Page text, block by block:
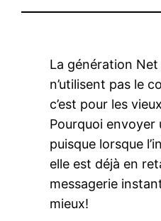
La génération
n’utilisent pas le
c’est pour les
Pourquoi envoyer
puisque lorsque
elle est déjà en
messagerie
mieux!